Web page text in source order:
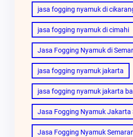
jasa fogging nyamuk di
jasa fogging nyamuk di cimahi
Jasa Fogging Nyamuk di
jasa fogging nyamuk jakarta
jasa fogging nyamuk jakarta
Jasa Fogging Nyamuk Jakarta
Jasa Fogging Nyamuk